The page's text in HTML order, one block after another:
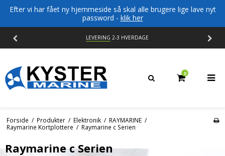
Efter vi har fået ny hjemmeside så skal alle brugere lige lave nyt
password - klik her
LEVERING 2-3 HVERDAGE
0
Forside / Produkter / Elektronik / RAYMARINE /
Raymarine Kortplottere / Raymarine c Serien
Raymarine c Serien